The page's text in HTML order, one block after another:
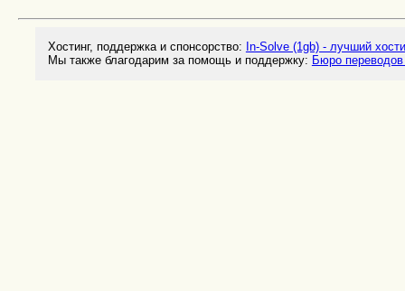
Хостинг, поддержка и спонсорство: In-Solve (1gb) - лучший
Мы также благодарим за помощь и поддержку: Бюро переводов